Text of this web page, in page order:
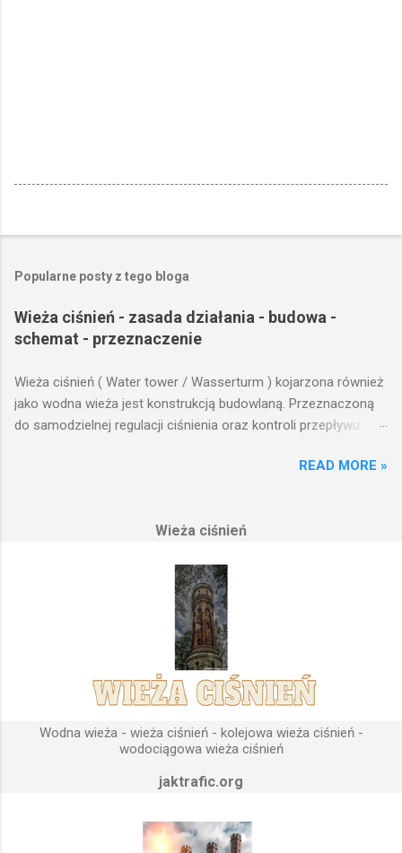
Popularne posty z tego bloga
Wieża ciśnień - zasada działania - budowa -
schemat - przeznaczenie
Wieża ciśnień ( Water tower / Wasserturm ) kojarzona również
jako wodna wieża jest konstrukcją budowlaną. Przeznaczoną
do samodzielnej regulacji ciśnienia oraz kontroli przepływu
na którym została wzniesiona. Wieża ciśnień jest obiektem
fundamenty modułu infrastruktury wodnej, zaplanowanej dla
Podstawową funkcją wież ciśnień jest zwiększanie ciśnienia
wody do dystrybucji. Zasada działania wieży ciśnień Cechą
priorytetową przy projektowaniu wieży ciśnień jest wyszukanie
odpowiedniego terenu pod przyszłe fundamenty obiektu.
Konstrukcja, aby mogła być w pełni funkcjonalna musi zostać
wybudowana na najwyższym lokalnym wzniesieniu. Ponieważ
gromadząca się woda w zbiorniku wieży ciśnień musi być
umieszczona wyżej, niż instalacje wodne znajdujące się u
odbiorców. Schema...
READ MORE »
Wieża ciśnień
Wodna wieża - wieża ciśnień - kolejowa wieża ciśnień -
wodociągowa wieża ciśnień
jaktrafic.org